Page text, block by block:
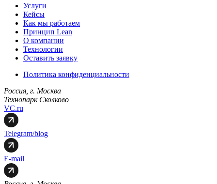
Услуги
Кейсы
Как мы работаем
Принцип Lean
О компании
Технологии
Оставить заявку
Политика конфиденциальности
Россия, г. Москва
Технопарк Сколково
VC.ru
Telegram/blog
E-mail